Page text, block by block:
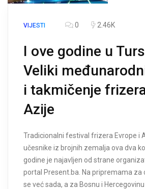
VIJESTI 0 2.46K
I ove godine u
Veliki
i takmičenje
Azije
Tradicionalni festival frizera Evrope i
učesnike iz brojnih zemalja ova dva
godine je najavljen od strane
portal Present.ba. Na pripremama za
se već sada, a za Bosnu i